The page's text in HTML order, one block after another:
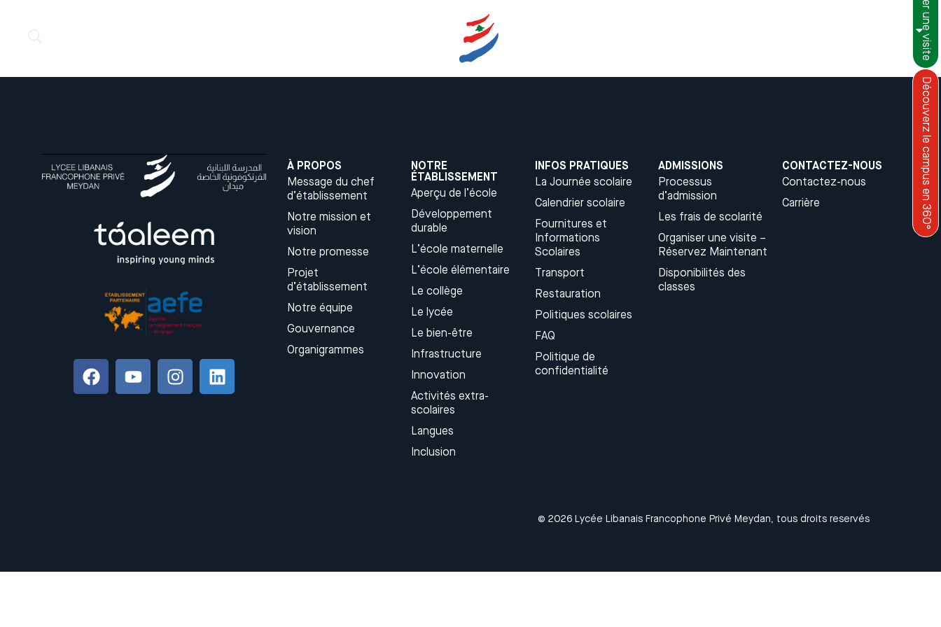
Découverz le campus en 360°
À PROPOS
Message du chef
d’établissement
Notre mission et
vision​
Notre promesse
Projet
d’établissement
Notre équipe
Gouvernance
Organigrammes
NOTRE
ÉTABLISSEMENT
Aperçu de l’école
Développement
durable
L’école maternelle
L’école élémentaire
Le collège
Le lycée
Le bien-être
Infrastructure
Innovation
Activités extra-
scolaires
Langues
Inclusion
INFOS PRATIQUES
La Journée scolaire
Calendrier scolaire
Fournitures et
Informations
Scolaires
Transport
Restauration
Politiques scolaires
FAQ
Politique de
confidentialité
ADMISSIONS
Processus
d’admission
Les frais de scolarité
Organiser une visite –
Réservez Maintenant
Disponibilités des
classes
CONTACTEZ-NOUS
Contactez-nous
Carrière
© 2026 Lycée Libanais Francophone Privé Meydan, tous droits reservés